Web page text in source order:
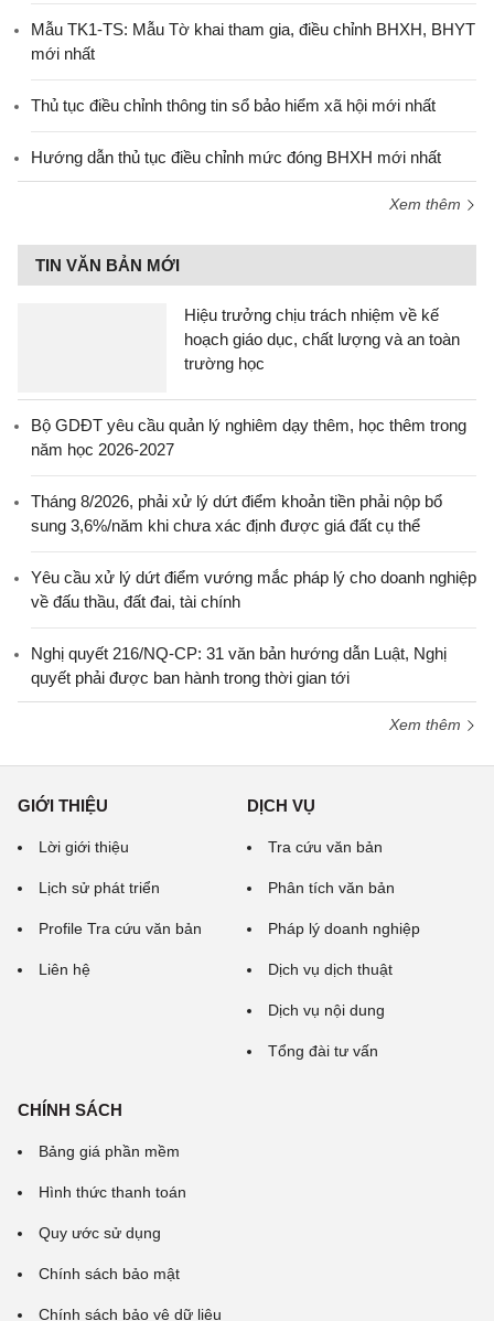
Mẫu TK1-TS: Mẫu Tờ khai tham gia, điều chỉnh BHXH, BHYT
mới nhất
Thủ tục điều chỉnh thông tin sổ bảo hiểm xã hội mới nhất
Hướng dẫn thủ tục điều chỉnh mức đóng BHXH mới nhất
Xem thêm
TIN VĂN BẢN MỚI
Hiệu trưởng chịu trách nhiệm về kế
hoạch giáo dục, chất lượng và an toàn
trường học
Bộ GDĐT yêu cầu quản lý nghiêm dạy thêm, học thêm trong
năm học 2026-2027
Tháng 8/2026, phải xử lý dứt điểm khoản tiền phải nộp bổ
sung 3,6%/năm khi chưa xác định được giá đất cụ thể
Yêu cầu xử lý dứt điểm vướng mắc pháp lý cho doanh nghiệp
về đấu thầu, đất đai, tài chính
Nghị quyết 216/NQ-CP: 31 văn bản hướng dẫn Luật, Nghị
quyết phải được ban hành trong thời gian tới
Xem thêm
GIỚI THIỆU
Lời giới thiệu
Lịch sử phát triển
Profile Tra cứu văn bản
Liên hệ
DỊCH VỤ
Tra cứu văn bản
Phân tích văn bản
Pháp lý doanh nghiệp
Dịch vụ dịch thuật
Dịch vụ nội dung
Tổng đài tư vấn
CHÍNH SÁCH
Bảng giá phần mềm
Hình thức thanh toán
Quy ước sử dụng
Chính sách bảo mật
Chính sách bảo vệ dữ liệu